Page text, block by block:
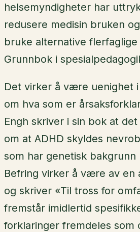
helsemyndigheter har
redusere medisin bruken
bruke alternative
Grunnbok i
Det virker å være uenighet
om hva som er
Engh skriver i sin bok at
om at ADHD skyldes
som har genetisk bakgrunn
Befring virker å være av en
og skriver «Til tross for
fremstår imidlertid
forklaringer fremdeles som